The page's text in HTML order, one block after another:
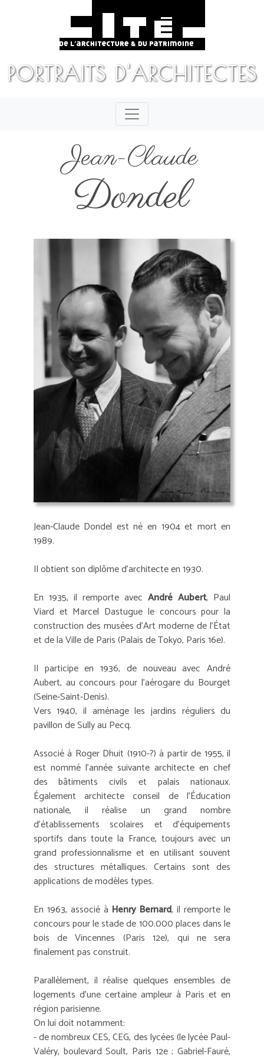
PORTRAITS D'ARCHITECTES
Jean-Claude
Dondel
Jean-Claude Dondel est né en 1904 et mort en
1989.
Il obtient son diplôme d'architecte en 1930.
En 1935, il remporte avecAndré Aubert, Paul
Viard et Marcel Dastugue le concours pour la
construction des musées d'Art moderne de l'État
et de la Ville de Paris (Palais de Tokyo, Paris 16e).
Il participe en 1936, de nouveau avec André
Aubert, au concours pour l'aérogare du Bourget
(Seine-Saint-Denis).
Vers 1940, il aménage les jardins réguliers du
pavillon de Sully au Pecq.
Associé à Roger Dhuit (1910-?) à partir de 1955, il
est nommé l'année suivante architecte en chef
des bâtiments civils et palais nationaux.
Également architecte conseil de l'Éducation
nationale, il réalise un grand nombre
d'établissements scolaires et d'équipements
sportifs dans toute la France, toujours avec un
grand professionnalisme et en utilisant souvent
des structures métalliques. Certains sont des
applications de modèles types.
En 1963, associé à Henry Bernard, il remporte le
concours pour le stade de 100.000 places dans le
bois de Vincennes (Paris 12e), qui ne sera
finalement pas construit.
Parallèlement, il réalise quelques ensembles de
logements d'une certaine ampleur à Paris et en
région parisienne.
On lui doit notamment:
- de nombreux CES, CEG, des lycées (le lycée Paul-
Valéry, boulevard Soult, Paris 12e ; Gabriel-Fauré,